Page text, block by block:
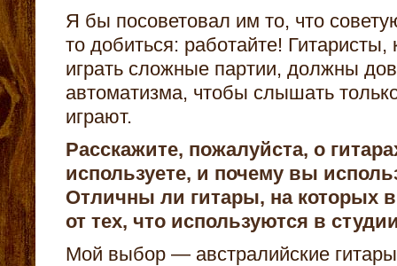
Я бы посоветовал им то, что
то добиться: работайте! Гитаристы,
играть сложные партии, должны
автоматизма, чтобы слышать
играют.
Расскажите, пожалуйста, о
используете, и почему вы
Отличны ли гитары, на которых
от тех, что используются в
Мой выбор — австралийские